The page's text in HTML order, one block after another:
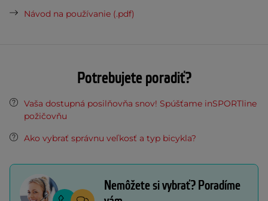
Návod na používanie (.pdf)
Potrebujete poradiť?
Vaša dostupná posilňovňa snov! Spúšťame inSPORTline
požičovňu
Ako vybrať správnu veľkosť a typ bicykla?
Nemôžete si vybrať? Poradíme